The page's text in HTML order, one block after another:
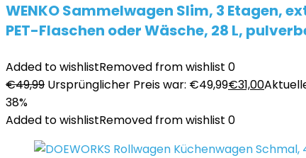
WENKO Sammelwagen Slim, 3 Etagen,
PET-Flaschen oder Wäsche, 28 L,
Added to wishlistRemoved from wishlist 0
€49,99 Ursprünglicher Preis war: €49,99€31,00
38%
Added to wishlistRemoved from wishlist 0